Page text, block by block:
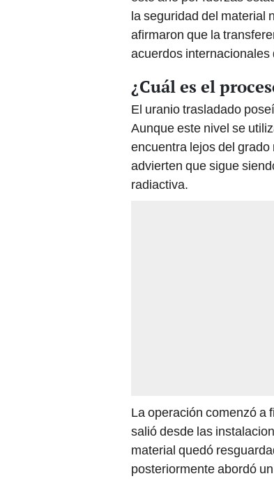
la seguridad del material
afirmaron que la
acuerdos
¿Cuál es el
El uranio trasladado
Aunque este nivel se
encuentra lejos del grado
advierten que sigue
radiactiva.
La operación comenzó a
salió desde las
material quedó
posteriormente abordó